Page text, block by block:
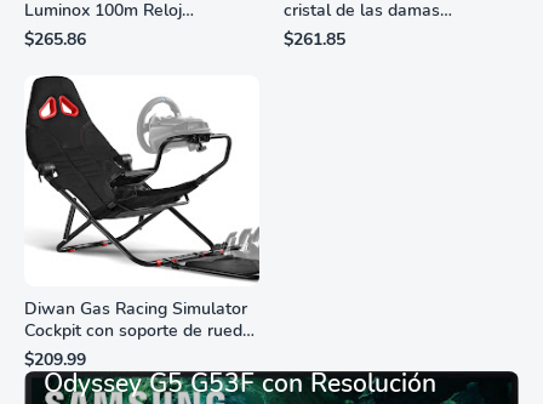
Luminox 100m Reloj
analógico de cuarzo
resistente al agua
$265.86
cristal de las damas
ciudadanas, 3 manos,
marcadores de números
$261.85
Diwan Gas Racing Simulator
Cockpit con soporte de rueda
de carreras plegable y
asiento - Logitech
G29/920/923/27/25,
$209.99
Monitor Gamer SAMSUNG 27”
Odyssey G5 G53F con Resolución